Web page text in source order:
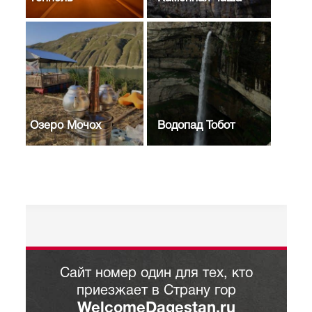
Озеро Мочох Водопад Тобот
Сайт номер один для тех, кто
приезжает в Страну гор
WelcomeDagestan.ru